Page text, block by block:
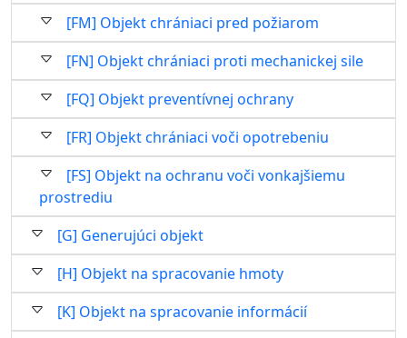
[FM] Objekt chrániaci pred požiarom
[FN] Objekt chrániaci proti mechanickej sile
[FQ] Objekt preventívnej ochrany
[FR] Objekt chrániaci voči opotrebeniu
[FS] Objekt na ochranu voči vonkajšiemu
prostrediu
[G] Generujúci objekt
[H] Objekt na spracovanie hmoty
[K] Objekt na spracovanie informácií